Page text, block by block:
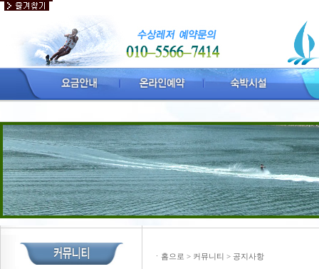
ㆍ 홈으로 > 커뮤니티 > 공지사항